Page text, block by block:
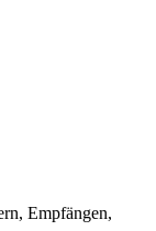
Empfängen,